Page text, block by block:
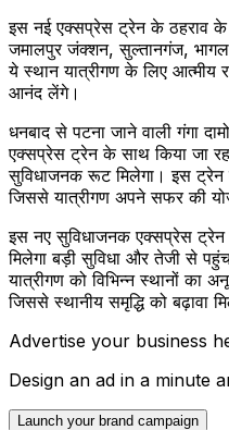
इस नई एक्सप्रेस ट्रेन के ठहराव के
जमालपुर जंक्शन, सुल्तानगंज,
ये स्थान यात्रीगण के लिए आत्मीय
आनंद लेंगे।
धनबाद से पटना जाने वाली गंगा
एक्सप्रेस ट्रेन के साथ किया जा
सुविधाजनक रूट मिलेगा। इस ट्रेन
जिससे यात्रीगण अपने सफर की
इस नए सुविधाजनक एक्सप्रेस ट्रेन
मिलेगा बड़ी सुविधा और तेजी से
यात्रीगण को विभिन्न स्थानों का
जिससे स्थानीय समृद्धि को बढ़ावा
Advertise your business
Design an ad in a minute
Launch your brand campaign